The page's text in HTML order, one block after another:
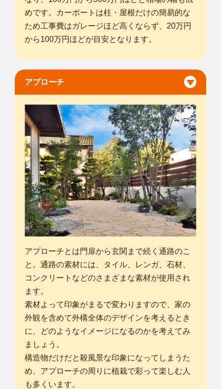
めです。カーポートは柱・屋根だけの簡易的な
ため工事費はガレージほど高くならず、20万円
から100万円ほどが目安となります。
アプローチ
アプローチとは門扉から玄関まで続く通路のこ
と。通路の素材には、タイル、レンガ、石材、
コンクリートなどのさまざまな素材が使用され
ます。
素材よって印象がまるで変わりますので、家の
外観を含めて外構全体のデザインを考えるとき
に、どのようなイメージになるのかを考えてみ
ましょう。
構造物だけだと殺風景な印象になってしまうた
め、アプローチの周りに植栽で彩って楽しむ人
も多くいます。